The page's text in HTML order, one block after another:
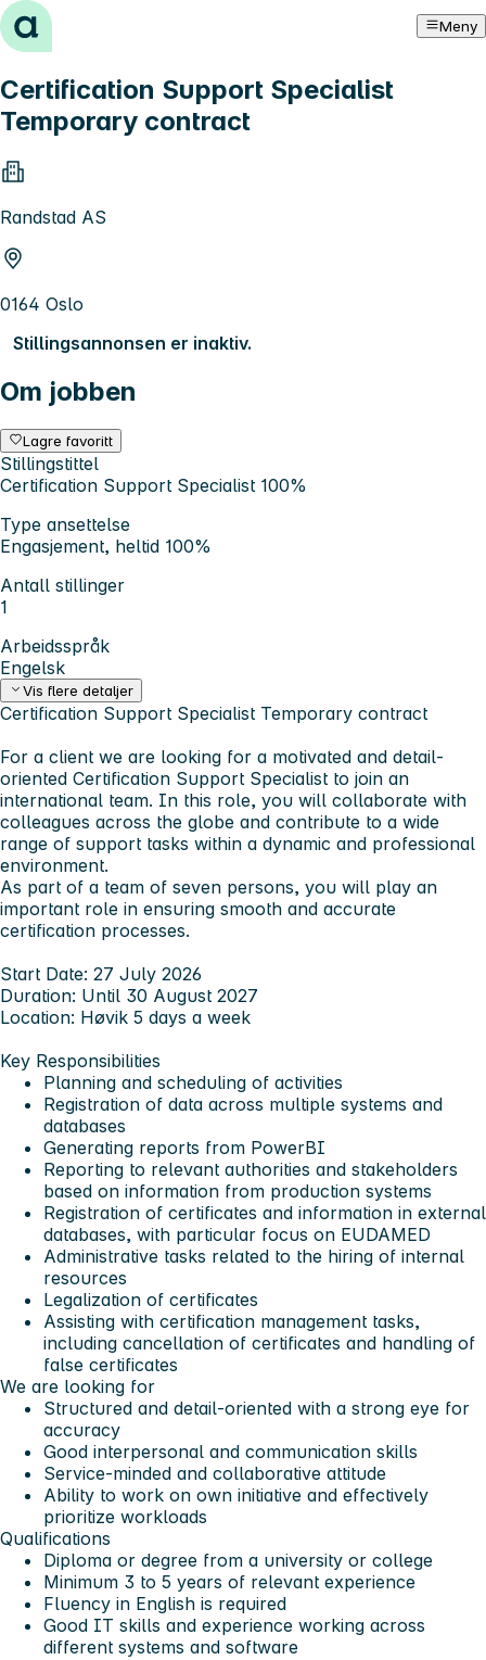
Hopp til innhold Meny
Certification Support Specialist
Temporary contract
Randstad AS
0164 Oslo
Stillingsannonsen er inaktiv.
Om jobben
Lagre favoritt
Stillingstittel
Certification Support Specialist 100%
Type ansettelse
Engasjement, heltid 100%
Antall stillinger
1
Arbeidsspråk
Engelsk
Vis flere detaljer
Certification Support Specialist Temporary contract
For a client we are looking for a motivated and detail-
oriented Certification Support Specialist to join an
international team. In this role, you will collaborate with
colleagues across the globe and contribute to a wide
range of support tasks within a dynamic and professional
environment.
As part of a team of seven persons, you will play an
important role in ensuring smooth and accurate
certification processes.
Start Date: 27 July 2026
Duration: Until 30 August 2027
Location: Høvik 5 days a week
Key Responsibilities
Planning and scheduling of activities
Registration of data across multiple systems and
databases
Generating reports from PowerBI
Reporting to relevant authorities and stakeholders
based on information from production systems
Registration of certificates and information in external
databases, with particular focus on EUDAMED
Administrative tasks related to the hiring of internal
resources
Legalization of certificates
Assisting with certification management tasks,
including cancellation of certificates and handling of
false certificates
We are looking for
Structured and detail-oriented with a strong eye for
accuracy
Good interpersonal and communication skills
Service-minded and collaborative attitude
Ability to work on own initiative and effectively
prioritize workloads
Qualifications
Diploma or degree from a university or college
Minimum 3 to 5 years of relevant experience
Fluency in English is required
Good IT skills and experience working across
different systems and software